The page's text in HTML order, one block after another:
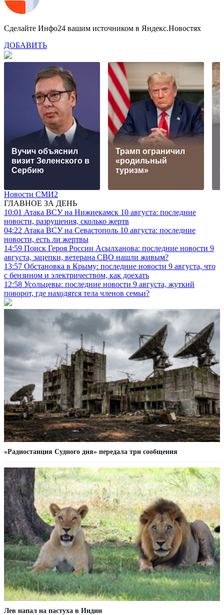
Сделайте Инфо24 вашим источником в Яндекс.Новостях
ДОБАВИТЬ
Вучич объяснил
визит Зеленского в
Сербию
Трамп ограничил
«родильный
туризм»
Новости СМИ2
ГЛАВНОЕ ЗА ДЕНЬ
10:01 Атака ВСУ на Нижнекамск 10 августа: последние
новости, разрушения, сколько жертв
04:22 Атака ВСУ на Севастополь 10 августа: последние
новости, есть ли жертвы
14:59 Поиск Героя России Асылханова: последние новости 9
августа, зацепки, ветерана СВО нашли живым?
13:57 Обстановка в Крыму: последние новости 9 августа, что
с бензином и электричеством, как доехать
12:58 Усольцевы: последние новости 9 августа, жуткий
поворот, где находятся тела членов семьи?
«Радиостанция Судного дня» передала три сообщения
Лев напал на пастуха в Индии